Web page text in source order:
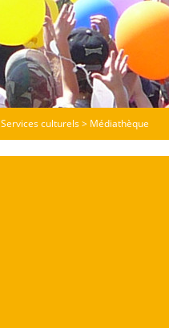
Services culturels> Médiathèque